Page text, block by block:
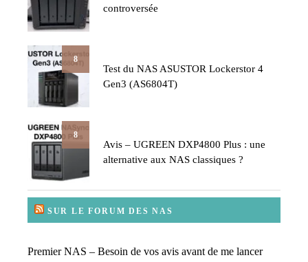
controversée
8
Test du NAS ASUSTOR Lockerstor 4
Gen3 (AS6804T)
8
Avis – UGREEN DXP4800 Plus : une
alternative aux NAS classiques ?
SUR LE FORUM DES NAS
Premier NAS – Besoin de vos avis avant de me lancer